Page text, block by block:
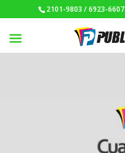
2101-9803 / 6923-6607